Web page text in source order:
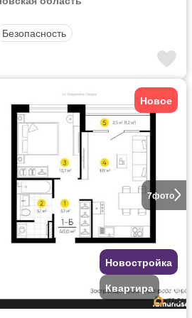
Безопасность
7фото
Новое
Новостройка
Квартира